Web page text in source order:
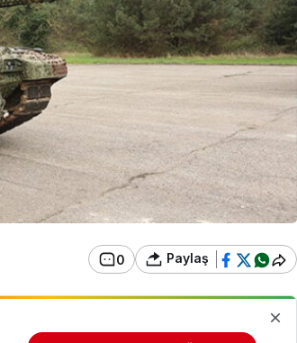
0 Paylaş